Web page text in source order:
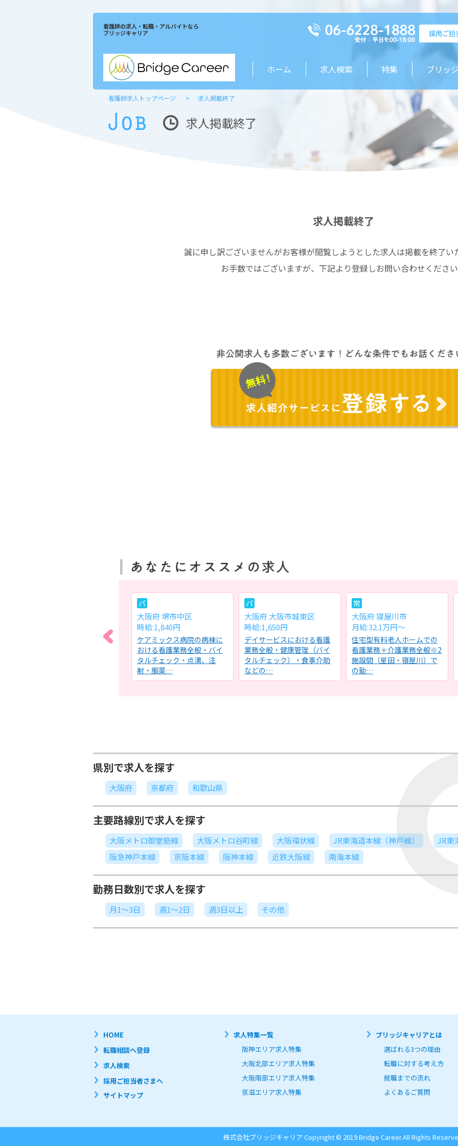
看護師の求人・転職・アルバイトなら
ブリッジキャリア
ホーム 求人検索 特集 ブリッ
看護師求人トップページ 求人掲載終了
求人掲載終了
求人掲載終了
誠に申し訳ございませんがお客様が閲覧しようとした求人は掲載を終了い
お手数ではございますが、下記より登録しお問い合わせください
住宅型有料老人ホームにお
パ
大阪府 堺市中区
時給:1,840円
ケアミックス病院の病棟に
おける看護業務全般・バイ
タルチェック・点滴、注
射・服薬…
パ
大阪府 大阪市城東区
時給:1,650円
デイサービスにおける看護
業務全般・健康管理（バイ
タルチェック）・食事介助
などの…
常
大阪府 寝屋川市
月給:32.1万円～
住宅型有料老人ホームでの
看護業務＋介護業務全般※2
施設間（星田・寝屋川）で
の勤…
県別で求人を探す
大阪府 京都府 和歌山県
主要路線別で求人を探す
大阪メトロ御堂筋線 大阪メトロ谷町線 大阪環状線 JR東海道本線（神戸線）
JR東
阪急神戸本線
京阪本線 阪神本線 近鉄大阪線 南海本線
勤務日数別で求人を探す
月1～3日 週1～2日 週3日以上 その他
HOME
転職相談へ登録
求人検索
採用ご担当者さまへ
サイトマップ
求人特集一覧
阪神エリア求人特集
大阪北部エリア求人特集
大阪南部エリア求人特集
京滋エリア求人特集
ブリッジキャリアとは
選ばれる3つの理由
転職に対する考え方
就職までの流れ
よくあるご質問
株式会社ブリッジキャリア Copyright © 2019 Bridge Career.All Rights